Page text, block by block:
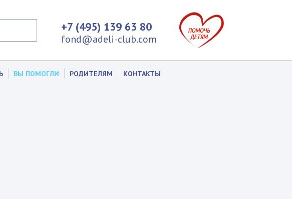
+7 (495) 139 63 80
fond@adeli-club.com
ВЫ ПОМОГЛИ РОДИТЕЛЯМ КОНТАКТЫ